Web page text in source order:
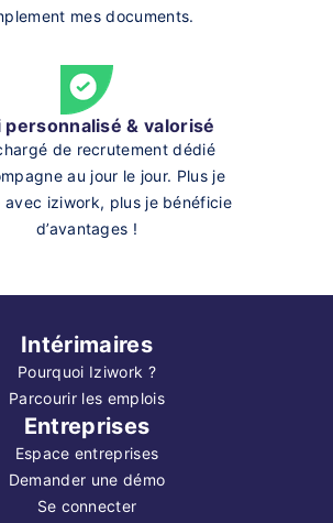
mes documents.
personnalisé & valorisé
de recrutement dédié
au jour le jour. Plus je
avec iziwork, plus je bénéficie
d’avantages !
Intérimaires
Pourquoi Iziwork ?
Parcourir les emplois
Entreprises
Espace entreprises
Demander une démo
Se connecter